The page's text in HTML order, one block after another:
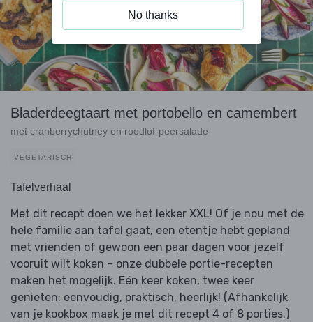
Bladerdeegtaart met portobello en camembert
met cranberrychutney en roodlof-peersalade
VEGETARISCH
Tafelverhaal
Met dit recept doen we het lekker XXL! Of je nou met de
hele familie aan tafel gaat, een etentje hebt gepland
met vrienden of gewoon een paar dagen voor jezelf
vooruit wilt koken – onze dubbele portie-recepten
maken het mogelijk. Eén keer koken, twee keer
genieten: eenvoudig, praktisch, heerlijk! (Afhankelijk
van je kookbox maak je met dit recept 4 of 8 porties.)
No thanks